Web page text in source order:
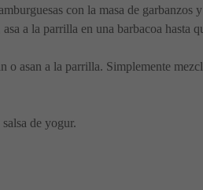
con la masa de
a la parrilla en una barbacoa hasta
o asan a la parrilla. Simplemente
de yogur.